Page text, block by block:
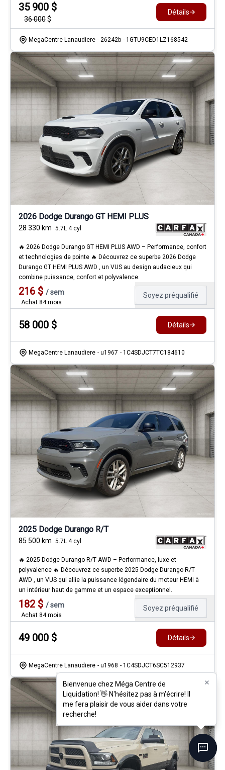
Bienvenue chez Méga Centre de
Liquidation! 👋 N'hésitez pas à m'écrire! Il
me fera plaisir de vous aider dans votre
recherche!
35 900 $
36 000$
Détails
MegaCentre Lanaudiere - 26242b - 1GTU9CED1LZ168542
2026 Dodge Durango GT HEMI PLUS
28 330 km 5.7L 4 cyl
🔥 2026 Dodge Durango GT HEMI PLUS AWD – Performance, confort
et technologies de pointe 🔥 Découvrez ce superbe 2026 Dodge
Durango GT HEMI PLUS AWD , un VUS au design audacieux qui
combine puissance, confort et polyvalence.
216 $ /sem
Achat 84 mois
Soyez préqualifié
58 000 $ Détails
MegaCentre Lanaudiere - u1967 - 1C4SDJCT7TC184610
2025 Dodge Durango R/T
85 500 km 5.7L 4 cyl
🔥 2025 Dodge Durango R/T AWD – Performance, luxe et
polyvalence 🔥 Découvrez ce superbe 2025 Dodge Durango R/T
AWD , un VUS qui allie la puissance légendaire du moteur HEMI à
un intérieur haut de gamme et un espace exceptionnel.
182 $ /sem
Achat 84 mois
Soyez préqualifié
49 000 $ Détails
MegaCentre Lanaudiere - u1968 - 1C4SDJCT6SC512937
Bienvenue chez Méga Centre de
Liquidation! 👋 N'hésitez pas à m'écrire! Il
me fera plaisir de vous aider dans votre
recherche!